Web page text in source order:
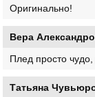
Оригинально!
Вера
Плед просто
Татьяна